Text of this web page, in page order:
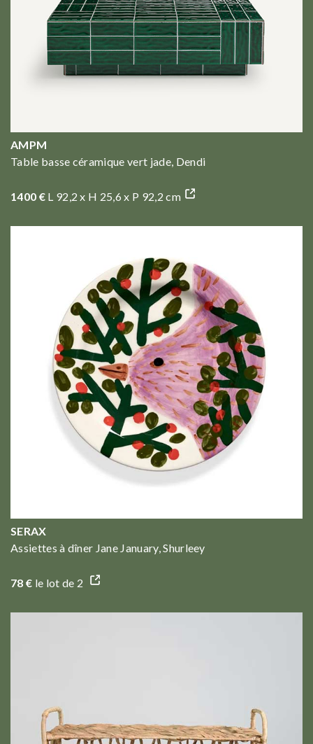
AMPM
Table basse céramique vert jade, Dendi
1400 €L 92,2 x H 25,6 x P 92,2 cm
SERAX
Assiettes à dîner Jane January, Shurleey
78 € le lot de 2